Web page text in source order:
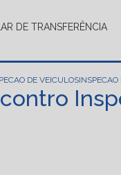
DE TRANSFERÊNCIA
DE VEICULOSINSPECAO